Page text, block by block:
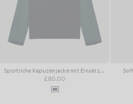
Sportliche Kapuzenjacke mit Einsätzen
£80.00